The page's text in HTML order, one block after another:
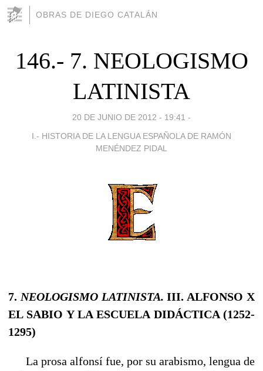
OBRAS DE DIEGO CATALÁN
146.- 7. NEOLOGISMO
LATINISTA
20 DE JUNIO DE 2012 - 19:41 -
I.- HISTORIA DE LA LENGUA ESPAÑOLA DE RAMÓN
MENÉNDEZ PIDAL
7. NEOLOGISMO LATINISTA.III. ALFONSO X
EL SABIO Y LA ESCUELA DIDÁCTICA (1252-
1295)
La prosa alfonsí fue, por su arabismo, lengua de